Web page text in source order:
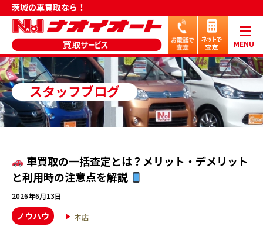
茨城の車買取なら！
MENU
スタッフブログ
車買取の一括査定とは？メリット・デメリット
と利用時の注意点を解説
2026年6月13日
ノウハウ 本店